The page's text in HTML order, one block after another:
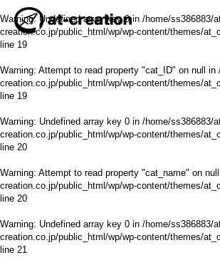
Warning: Undefined array key 0 in /home/ss386883/
creation.co.jp/public_html/wp/wp-content/themes/
line 19
Warning: Attempt to read property "cat_ID" on null in
creation.co.jp/public_html/wp/wp-content/themes/
line 19
Warning: Undefined array key 0 in /home/ss386883/
creation.co.jp/public_html/wp/wp-content/themes/
line 20
Warning: Attempt to read property "cat_name" on
creation.co.jp/public_html/wp/wp-content/themes/
line 20
Warning: Undefined array key 0 in /home/ss386883/
creation.co.jp/public_html/wp/wp-content/themes/
line 21